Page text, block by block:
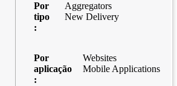
Por
tipo
:
Aggregators
New Delivery
Por
aplicação
:
Websites
Mobile Applications